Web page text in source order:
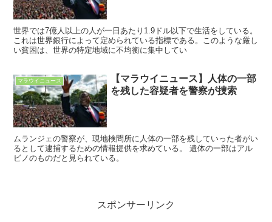
世界では7億人以上の人が一日あたり1.9ドル以下で生活をしている。
これは世界銀行によって定められている指標である。このような厳し
い貧困は、世界の特定地域に不均衡に集中してい
マラウイニュース
【マラウイニュース】人体の一部
を残した容疑者を警察が捜索
ムランジェの警察が、現地検問所に人体の一部を残していった者がい
るとして逮捕するための情報提供を求めている。 遺体の一部はアル
ビノのものだと見られている。
スポンサーリンク